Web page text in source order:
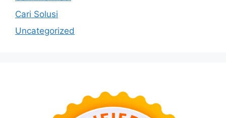
Cari Solusi
Uncategorized